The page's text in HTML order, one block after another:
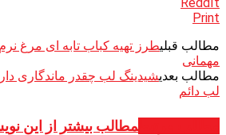
Print
مطالب قبلیطرز تهیه کباب تابه ای مرغ
مهمانی
مطالب بعدیشیدینگ لب چقدر ماندگاری
لب دائم
مطالب بیشتر از این